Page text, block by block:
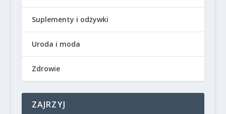
Suplementy i odżywki
Uroda i moda
Zdrowie
ZAJRZYJ